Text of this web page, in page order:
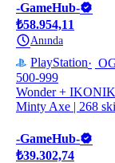
-GameHub-
₺58.954,11
Anında
PlayStation
500-999
Wonder +
Minty Axe | 268
-GameHub-
₺39.302,74